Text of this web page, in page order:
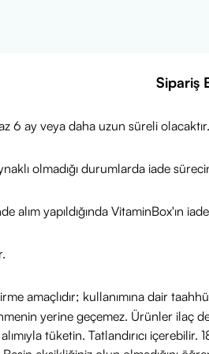
Sipariş
6 ay veya daha uzun süreli olacaktır.
olmadığı durumlarda iade
alım yapıldığında VitaminBox'ın
amaçlıdır; kullanımına dair
yerine geçemez. Ürünler ilaç
tüketin. Tatlandırıcı